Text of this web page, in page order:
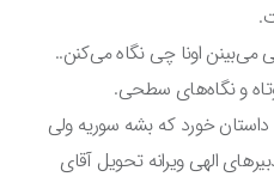
می‌بینن اونا چی نگاه می‌کنن..
و نگاه‌های سطحی.
خورد که بشه سوریه ولی
الهی ویرانه تحویل آقای